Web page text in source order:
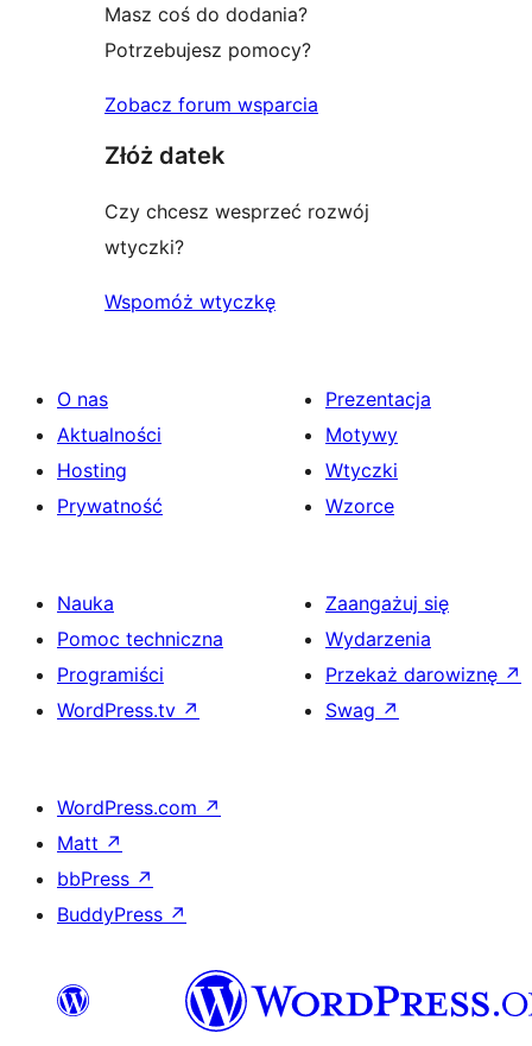
Masz coś do dodania?
Potrzebujesz pomocy?
Zobacz forum wsparcia
Złóż datek
Czy chcesz wesprzeć rozwój
wtyczki?
Wspomóż wtyczkę
O nas
Aktualności
Hosting
Prywatność
Prezentacja
Motywy
Wtyczki
Wzorce
Nauka
Pomoc techniczna
Programiści
WordPress.tv ↗
Zaangażuj się
Wydarzenia
Przekaż darowiznę ↗
Swag ↗
WordPress.com ↗
Matt ↗
bbPress ↗
BuddyPress ↗